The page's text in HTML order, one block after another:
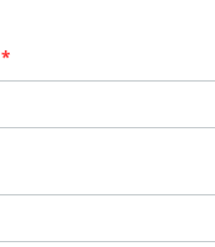
*